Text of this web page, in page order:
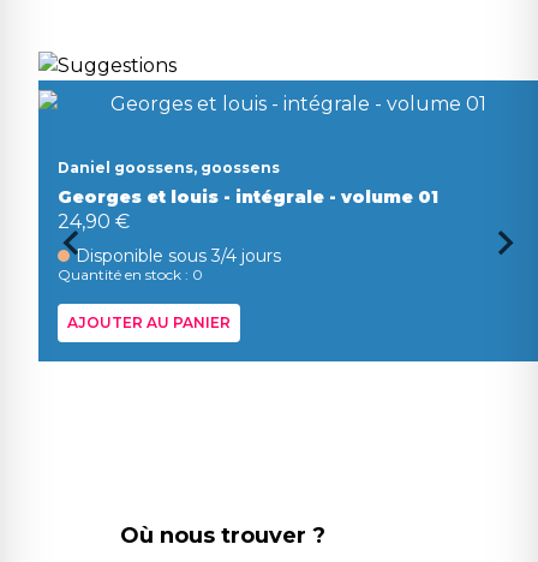
Daniel goossens, goossens
Georges et louis - intégrale - volume 01
24,90 €
Disponible sous 3/4 jours
Quantité en stock : 0
AJOUTER AU PANIER
Où nous trouver ?